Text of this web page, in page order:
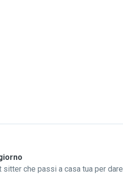
sitter che passi a casa tua per dare